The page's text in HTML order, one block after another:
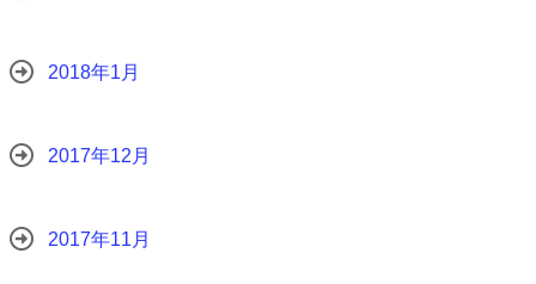
2018年1月
2017年12月
2017年11月